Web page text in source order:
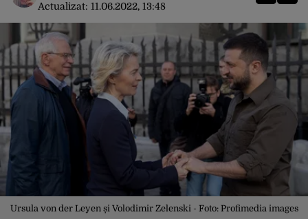
Actualizat: 11.06.2022, 13:48
Ursula von der Leyen și Volodimir Zelenski - Foto: Profimedia images